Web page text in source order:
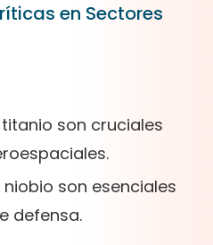
en Sectores
son cruciales
son esenciales
defensa.